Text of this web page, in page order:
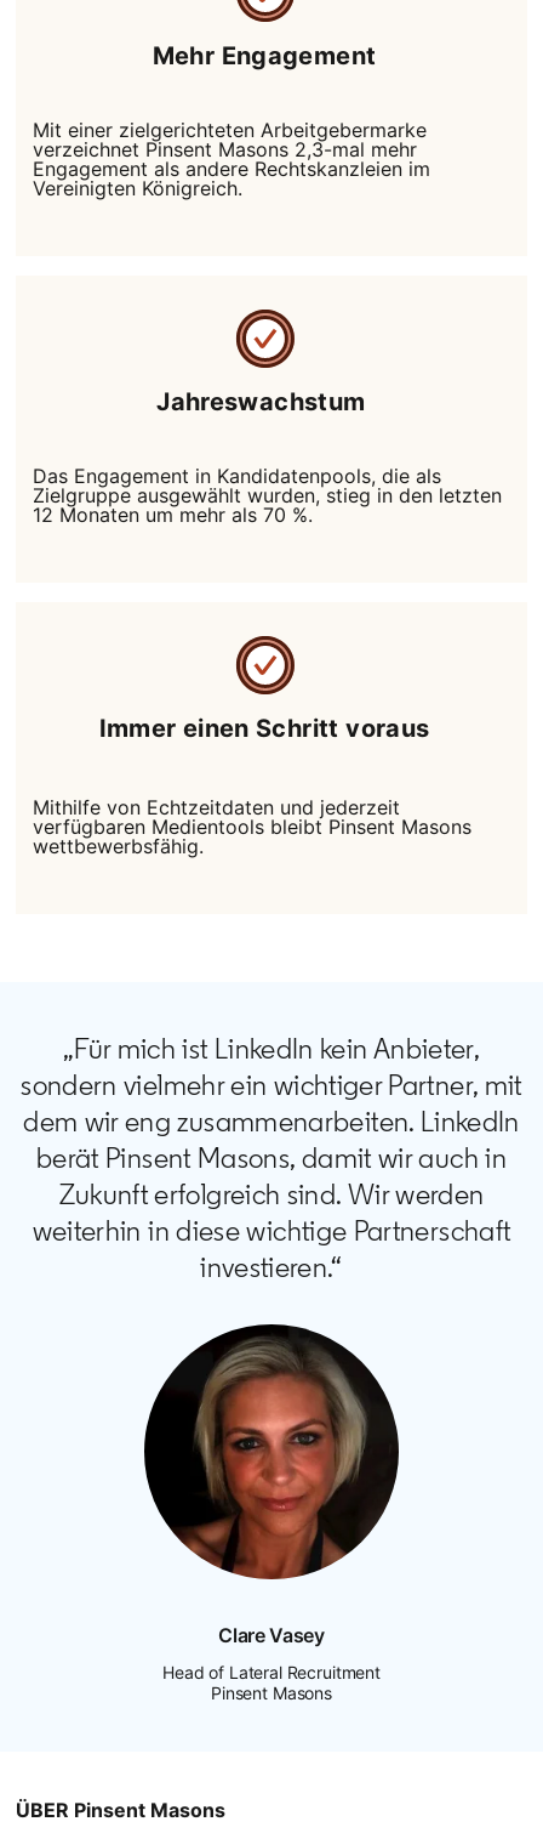
Mehr Engagement
Mit einer zielgerichteten Arbeitgebermarke
verzeichnet Pinsent Masons 2,3-mal mehr
Engagement als andere Rechtskanzleien im
Vereinigten Königreich.
Jahreswachstum
Das Engagement in Kandidatenpools, die als
Zielgruppe ausgewählt wurden, stieg in den letzten
12 Monaten um mehr als 70 %.
Immer einen Schritt voraus
Mithilfe von Echtzeitdaten und jederzeit
verfügbaren Medientools bleibt Pinsent Masons
wettbewerbsfähig.
„Für mich ist LinkedIn kein Anbieter,
sondern vielmehr ein wichtiger Partner, mit
dem wir eng zusammenarbeiten. LinkedIn
berät Pinsent Masons, damit wir auch in
Zukunft erfolgreich sind. Wir werden
weiterhin in diese wichtige Partnerschaft
investieren.“
Clare Vasey
Head of Lateral Recruitment
Pinsent Masons
ÜBER Pinsent Masons